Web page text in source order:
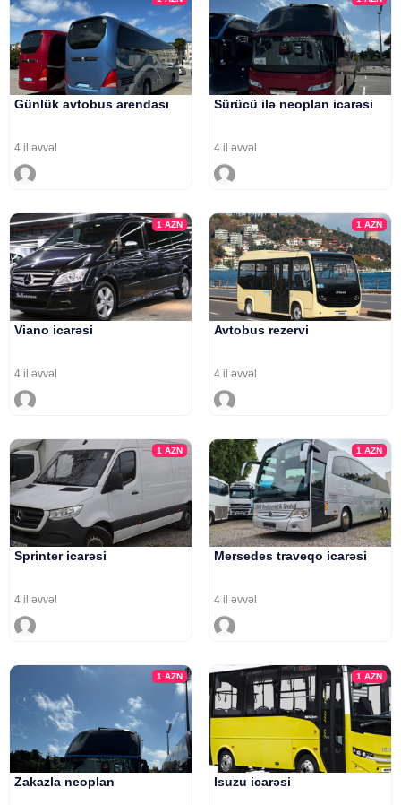
Günlük avtobus arendası
4 il əvvəl
Sürücü ilə neoplan icarəsi
4 il əvvəl
1AZN
Viano icarəsi
4 il əvvəl
1 AZN
Avtobus rezervi
4 il əvvəl
1AZN
Sprinter icarəsi
4 il əvvəl
1 AZN
Mersedes traveqo icarəsi
4 il əvvəl
1AZN
Zakazla neoplan
1 AZN
Isuzu icarəsi